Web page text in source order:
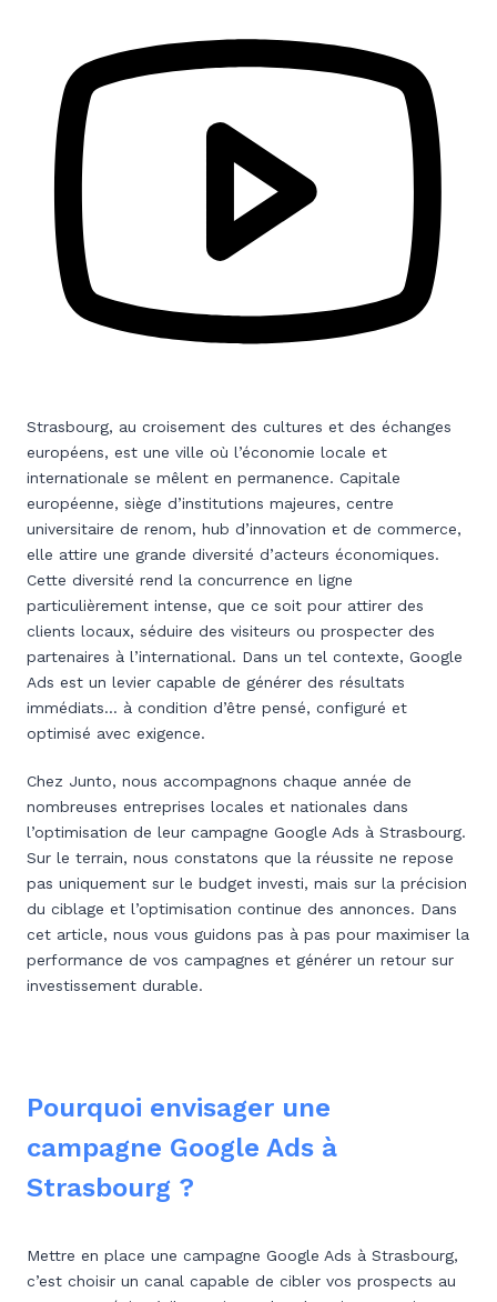
Strasbourg, au croisement des cultures et des échanges
européens, est une ville où l’économie locale et
internationale se mêlent en permanence. Capitale
européenne, siège d’institutions majeures, centre
universitaire de renom, hub d’innovation et de commerce,
elle attire une grande diversité d’acteurs économiques.
Cette diversité rend la concurrence en ligne
particulièrement intense, que ce soit pour attirer des
clients locaux, séduire des visiteurs ou prospecter des
partenaires à l’international. Dans un tel contexte, Google
Ads est un levier capable de générer des résultats
immédiats… à condition d’être pensé, configuré et
optimisé avec exigence.
Chez Junto, nous accompagnons chaque année de
nombreuses entreprises locales et nationales dans
l’optimisation de leur campagne Google Ads à Strasbourg.
Sur le terrain, nous constatons que la réussite ne repose
pas uniquement sur le budget investi, mais sur la précision
du ciblage et l’optimisation continue des annonces. Dans
cet article, nous vous guidons pas à pas pour maximiser la
performance de vos campagnes et générer un retour sur
investissement durable.
Pourquoi envisager une
campagne Google Ads à
Strasbourg ?
Mettre en place une campagne Google Ads à Strasbourg,
c’est choisir un canal capable de cibler vos prospects au